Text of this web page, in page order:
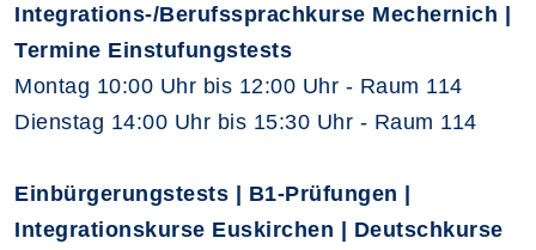
Integrations-/Berufssprachkurse Mechernich |
Termine Einstufungstests
Montag 10:00 Uhr bis 12:00 Uhr - Raum 114
Dienstag 14:00 Uhr bis 15:30 Uhr - Raum 114
Einbürgerungstests | B1-Prüfungen |
Integrationskurse Euskirchen | Deutschkurse